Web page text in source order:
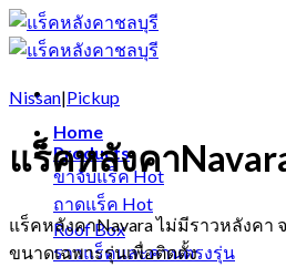
Skip
to
content
Home
Products
ขาจับแร็ค
ถาดแร็ค
Roof Box
ราวแร็คและคานตรงรุ่น
Nissan|Pickup
แร็คหลังคา
แร็คหลังคาNavara ไม่มีราวหลังคา
ขนาดเฉพาะรุ่นเพื่อติดตั้ง